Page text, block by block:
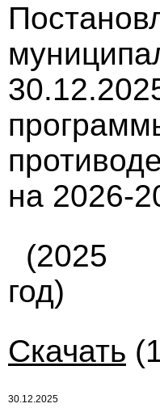
на 2026-
(2025
год)
Скачать
30.12.2025